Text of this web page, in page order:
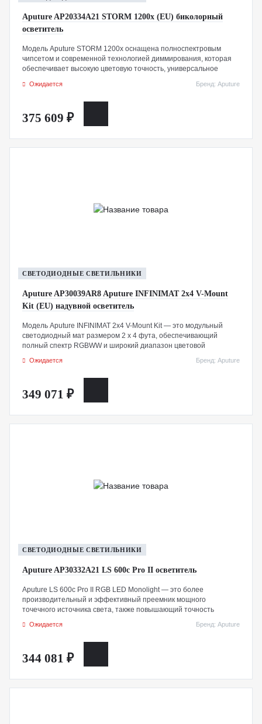
Aputure AP20334A21 STORM 1200x (EU) биколорный
осветитель
Модель Aputure STORM 1200x оснащена полноспектровым
чипсетом и современной технологией диммирования, которая
обеспечивает высокую цветовую точность, универсальное
что гарантирует ее эксплуатацию в сложных условиях
Ожидается Бренд: Aputure
375 609 ₽
СВЕТОДИОДНЫЕ СВЕТИЛЬНИКИ
Aputure AP30039AR8 Aputure INFINIMAT 2x4 V-Mount
Kit (EU) надувной осветитель
Модель Aputure INFINIMAT 2x4 V-Mount Kit — это модульный
светодиодный мат размером 2 x 4 фута, обеспечивающий
полный спектр RGBWW и широкий диапазон цветовой
мощностью 400 Вт, он может питаться как от опциональной V-
Ожидается Бренд: Aputure
349 071 ₽
СВЕТОДИОДНЫЕ СВЕТИЛЬНИКИ
Aputure AP30332A21 LS 600c Pro II осветитель
Aputure LS 600c Pro II RGB LED Monolight — это более
производительный и эффективный преемник мощного
точечного источника света, также повышающий точность
000 К позволяет использовать его в помещениях, на открытом
высокими показателями CRI, TLCI и SSI. Его технология
питаться от дополнительной батареи 48 В или от сети
переменного тока.
Ожидается Бренд: Aputure
344 081 ₽